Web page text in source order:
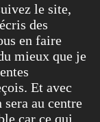
le site,
des
en faire
mieux que je
Et avec
au centre
car ce qui